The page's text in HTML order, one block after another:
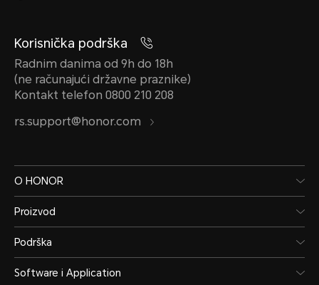
Korisnička podrška
Radnim danima od 9h do 18h
(ne računajući državne praznike)
Kontakt telefon 0800 210 208
rs.support@honor.com
O HONOR
Proizvod
Podrška
Software i Application